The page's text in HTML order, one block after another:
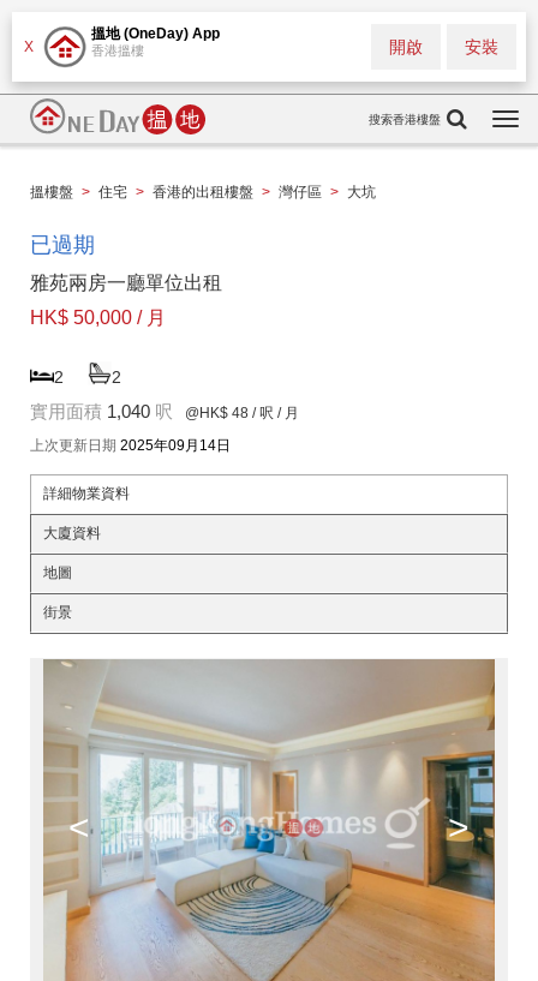
X
搵地 (OneDay) App
香港搵樓 安裝
開啟
搜索香港樓盤
搵樓盤 > 住宅 > 香港的出租樓盤 > 灣仔區 > 大坑
已過期
雅苑兩房一廳單位出租
HK$ 50,000 / 月
2 2
實用面積 1,040 呎 @HK$ 48 / 呎 / 月
上次更新日期 2025年09月14日
詳細物業資料
大廈資料
地圖
街景
< >